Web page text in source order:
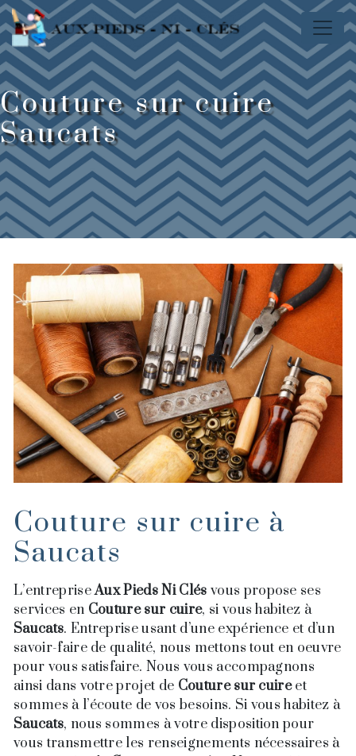
Panneau de gestion des cookies
Couture sur cuire
Saucats
Couture sur cuire à
Saucats
L’entrepriseAux Pieds Ni Clés vous propose ses
services en Couture sur cuire, si vous habitez à
Saucats. Entreprise usant d’une expérience et d’un
savoir-faire de qualité, nous mettons tout en oeuvre
pour vous satisfaire. Nous vous accompagnons
ainsi dans votre projet de Couture sur cuireet
sommes à l’écoute de vos besoins. Si vous habitez à
Saucats, nous sommes à votre disposition pour
vous transmettre les renseignements nécessaires à